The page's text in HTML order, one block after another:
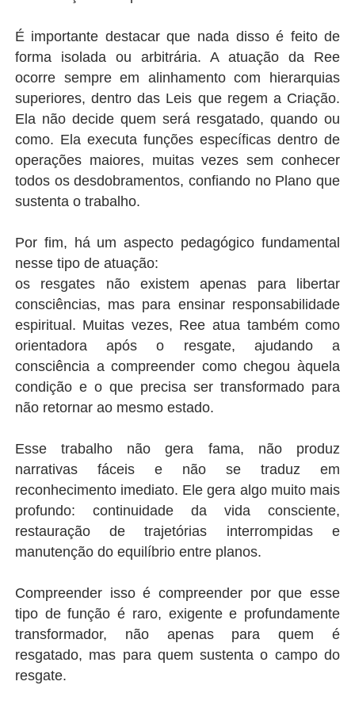
É importante destacar que nada disso é feito de
forma isolada ou arbitrária. A atuação da Ree
ocorre sempre em alinhamento com hierarquias
superiores, dentro das Leis que regem a Criação.
Ela não decide quem será resgatado, quando ou
como. Ela executa funções específicas dentro de
operações maiores, muitas vezes sem conhecer
todos os desdobramentos, confiando no Plano que
sustenta o trabalho.
Por fim, há um aspecto pedagógico fundamental
nesse tipo de atuação:
os resgates não existem apenas para libertar
consciências, mas para ensinar responsabilidade
espiritual. Muitas vezes, Ree atua também como
orientadora após o resgate, ajudando a
consciência a compreender como chegou àquela
condição e o que precisa ser transformado para
não retornar ao mesmo estado.
Esse trabalho não gera fama, não produz
narrativas fáceis e não se traduz em
reconhecimento imediato. Ele gera algo muito mais
profundo: continuidade da vida consciente,
restauração de trajetórias interrompidas e
manutenção do equilíbrio entre planos.
Compreender isso é compreender por que esse
tipo de função é raro, exigente e profundamente
transformador, não apenas para quem é
resgatado, mas para quem sustenta o campo do
resgate.